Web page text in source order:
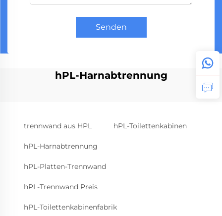
Senden
hPL-Harnabtrennung
trennwand aus HPL hPL-Toilettenkabinen
hPL-Harnabtrennung
hPL-Platten-Trennwand
hPL-Trennwand Preis
hPL-Toilettenkabinenfabrik